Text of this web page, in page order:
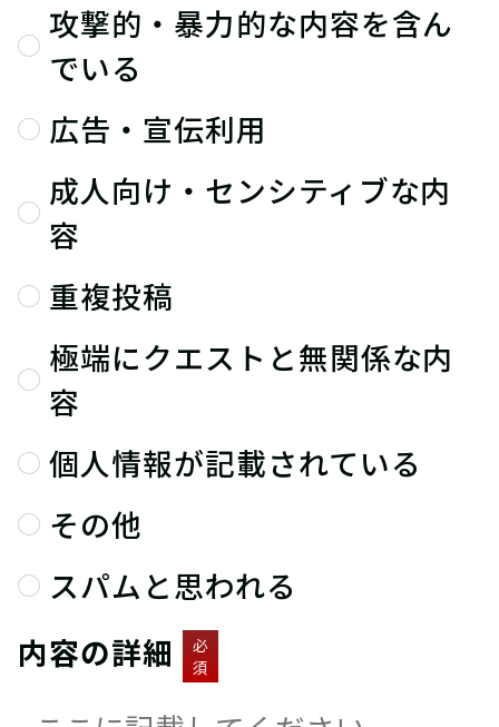
攻撃的・暴力的な内容を含ん
でいる
広告・宣伝利用
成人向け・センシティブな内
容
重複投稿
極端にクエストと無関係な内
容
個人情報が記載されている
その他
スパムと思われる
内容の詳細
必
須